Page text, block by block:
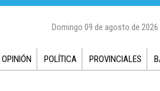
Domingo 09 de agosto de 2026
OPINIÓN POLÍTICA PROVINCIALES